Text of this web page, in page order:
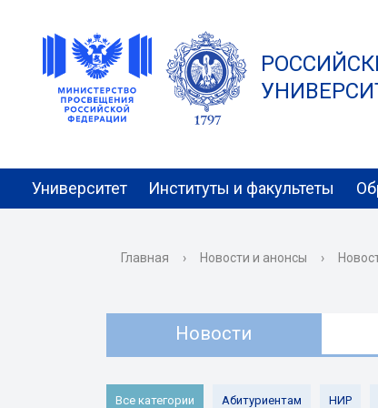
Университет Институты и факультеты
Главная › Новости и анонсы ›
Новости
Все категории Абитуриентам НИР